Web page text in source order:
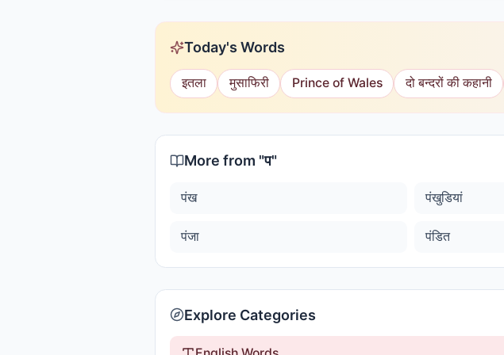
Today's Words
इतला मुसाफिरी Prince of Wales दो बन्दरों की कहानी
More from "प"
पंख पंखुडियां
पंजा पंडित
Explore Categories